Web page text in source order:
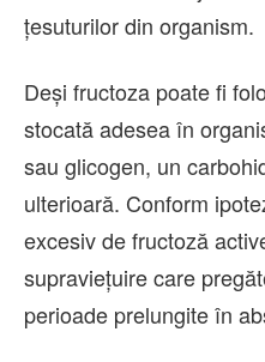
țesuturilor din organism.
Deși fructoza poate fi
stocată adesea în
sau glicogen, un
ulterioară. Conform
excesiv de fructoză
supraviețuire care
perioade prelungite în